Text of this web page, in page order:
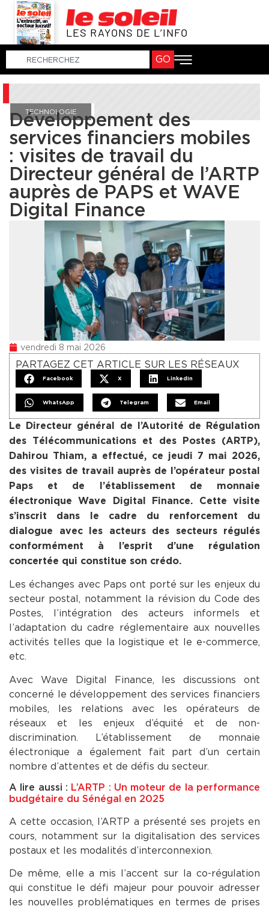
LES RAYONS DE L’INFO
GO
TECHNOLOGIE
Développement des
services financiers mobiles
: visites de travail du
Directeur général de l’ARTP
auprès de PAPS et WAVE
Digital Finance
vendredi 8 mai 2026
PARTAGEZ CET ARTICLE SUR LES RÉSEAUX
Facebook X LinkedIn
WhatsApp Telegram Email
Le Directeur général de l’Autorité de Régulation
des Télécommunications et des Postes (ARTP),
Dahirou Thiam, a effectué, ce jeudi 7 mai 2026,
des visites de travail auprès de l’opérateur postal
Paps et de l’établissement de monnaie
électronique Wave Digital Finance. Cette visite
s’inscrit dans le cadre du renforcement du
dialogue avec les acteurs des secteurs régulés
conformément à l’esprit d’une régulation
concertée qui constitue son crédo.
Les échanges avec Paps ont porté sur les enjeux du
secteur postal, notamment la révision du Code des
Postes, l’intégration des acteurs informels et
l’adaptation du cadre réglementaire aux nouvelles
activités telles que la logistique et le e-commerce,
etc.
Avec Wave Digital Finance, les discussions ont
concerné le développement des services financiers
mobiles, les relations avec les opérateurs de
réseaux et les enjeux d’équité et de non-
discrimination. L’établissement de monnaie
électronique a également fait part d’un certain
nombre d’attentes et de défis du secteur.
A lire aussi : L’ARTP : Un moteur de la performance
budgétaire du Sénégal en 2025
A cette occasion, l’ARTP a présenté ses projets en
cours, notamment sur la digitalisation des services
postaux et les modalités d’interconnexion.
De même, elle a mis l’accent sur la co-régulation
qui constitue le défi majeur pour pouvoir adresser
les nouvelles problématiques en termes de prises